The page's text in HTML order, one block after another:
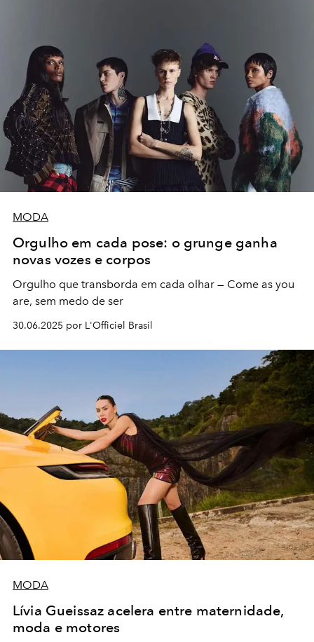
MODA
Orgulho em cada pose: o grunge ganha
novas vozes e corpos
Orgulho que transborda em cada olhar — Come as you
are, sem medo de ser
30.06.2025 por L'Officiel Brasil
MODA
Lívia Gueissaz acelera entre maternidade,
moda e motores